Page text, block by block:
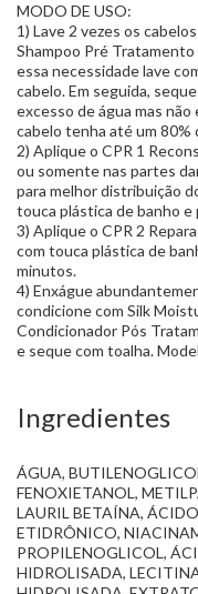
MODO DE USO:
1) Lave 2 vezes os
Shampoo Pré
essa necessidade lave
cabelo. Em seguida,
excesso de água mas
cabelo tenha até um 80%
2) Aplique o CPR 1
ou somente nas partes
para melhor distribuição
touca plástica de banho
3) Aplique o CPR 2
com touca plástica de
minutos.
4) Enxágue
condicione com Silk
Condicionador Pós
e seque com toalha.
Ingredientes
ÁGUA,
FENOXIETANOL,
LAURIL BETAÍNA,
ETIDRÔNICO,
PROPILENOGLICOL,
HIDROLISADA,